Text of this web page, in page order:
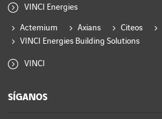
VINCI Energies
Actemium Axians Citeos
VINCI Energies Building Solutions
VINCI
SÍGANOS